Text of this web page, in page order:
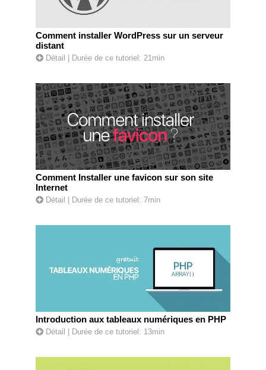
Comment installer WordPress sur un serveur
distant
Détail | Durée de ce tutoriel: 21min
Comment Installer une favicon sur son site
Internet
Détail | Durée de ce tutoriel: 7min
Introduction aux tableaux numériques en PHP
Détail | Durée de ce tutoriel: 13min